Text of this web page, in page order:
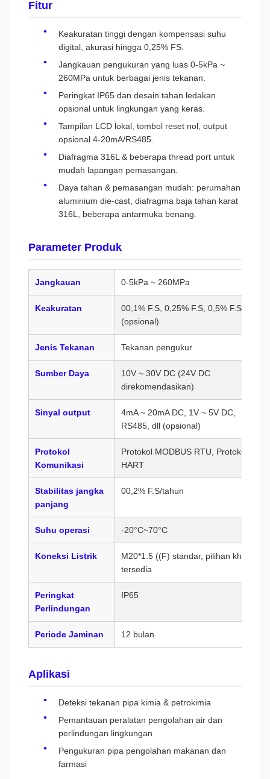
Fitur
Keakuratan tinggi dengan kompensasi suhu
digital, akurasi hingga 0,25% FS.
Jangkauan pengukuran yang luas 0-5kPa ~
260MPa untuk berbagai jenis tekanan.
Peringkat IP65 dan desain tahan ledakan
opsional untuk lingkungan yang keras.
Tampilan LCD lokal, tombol reset nol, output
opsional 4-20mA/RS485.
Diafragma 316L & beberapa thread port untuk
mudah lapangan pemasangan.
Daya tahan & pemasangan mudah: perumahan
aluminium die-cast, diafragma baja tahan karat
316L, beberapa antarmuka benang.
Parameter Produk
Jangkauan 0-5kPa ~ 260MPa
Keakuratan
00,1% F.S, 0,25% F.S, 0,5% F.S
(opsional)
Jenis Tekanan Tekanan pengukur
Sumber Daya
10V ~ 30V DC (24V DC
direkomendasikan)
Sinyal output
4mA ~ 20mA DC, 1V ~ 5V DC,
RS485, dll (opsional)
Protokol
Komunikasi
Protokol MODBUS RTU, Protokol
HART
Stabilitas jangka
panjang
00,2% F.S/tahun
Suhu operasi -20°C~70°C
Koneksi Listrik
M20*1.5 ((F) standar, pilihan khusus
tersedia
Peringkat
Perlindungan
IP65
Periode Jaminan 12 bulan
Aplikasi
Deteksi tekanan pipa kimia & petrokimia
Pemantauan peralatan pengolahan air dan
perlindungan lingkungan
Pengukuran pipa pengolahan makanan dan
farmasi